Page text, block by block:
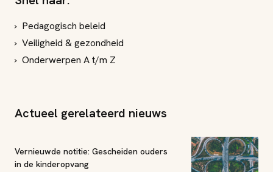
Pedagogisch beleid
Veiligheid & gezondheid
Onderwerpen A t/m Z
Actueel gerelateerd nieuws
Vernieuwde notitie: Gescheiden ouders
in de kinderopvang